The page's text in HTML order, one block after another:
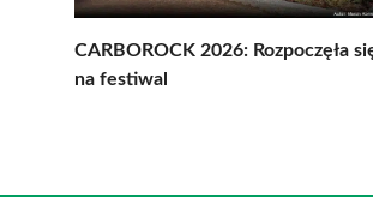
CARBOROCK 2026: Rozpoczęła
na festiwal